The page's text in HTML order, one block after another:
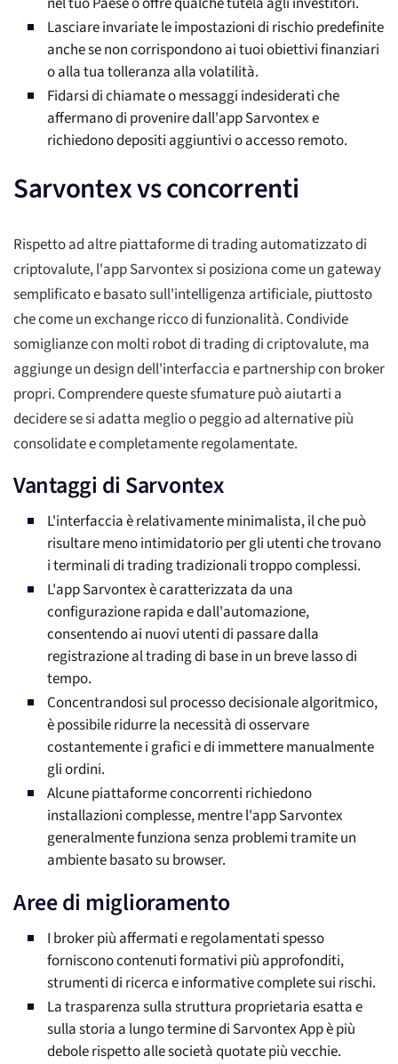
Lasciare invariate le impostazioni di rischio predefinite
anche se non corrispondono ai tuoi obiettivi finanziari
o alla tua tolleranza alla volatilità.
Fidarsi di chiamate o messaggi indesiderati che
affermano di provenire dall'app Sarvontex e
richiedono depositi aggiuntivi o accesso remoto.
Sarvontex vs concorrenti
Rispetto ad altre piattaforme di trading automatizzato di
criptovalute, l'app Sarvontex si posiziona come un gateway
semplificato e basato sull'intelligenza artificiale, piuttosto
che come un exchange ricco di funzionalità. Condivide
somiglianze con molti robot di trading di criptovalute, ma
aggiunge un design dell'interfaccia e partnership con broker
propri. Comprendere queste sfumature può aiutarti a
decidere se si adatta meglio o peggio ad alternative più
consolidate e completamente regolamentate.
Vantaggi di Sarvontex
L'interfaccia è relativamente minimalista, il che può
risultare meno intimidatorio per gli utenti che trovano
i terminali di trading tradizionali troppo complessi.
L'app Sarvontex è caratterizzata da una
configurazione rapida e dall'automazione,
consentendo ai nuovi utenti di passare dalla
registrazione al trading di base in un breve lasso di
tempo.
Concentrandosi sul processo decisionale algoritmico,
è possibile ridurre la necessità di osservare
costantemente i grafici e di immettere manualmente
gli ordini.
Alcune piattaforme concorrenti richiedono
installazioni complesse, mentre l'app Sarvontex
generalmente funziona senza problemi tramite un
ambiente basato su browser.
Aree di miglioramento
I broker più affermati e regolamentati spesso
forniscono contenuti formativi più approfonditi,
strumenti di ricerca e informative complete sui rischi.
La trasparenza sulla struttura proprietaria esatta e
sulla storia a lungo termine di Sarvontex App è più
debole rispetto alle società quotate più vecchie.